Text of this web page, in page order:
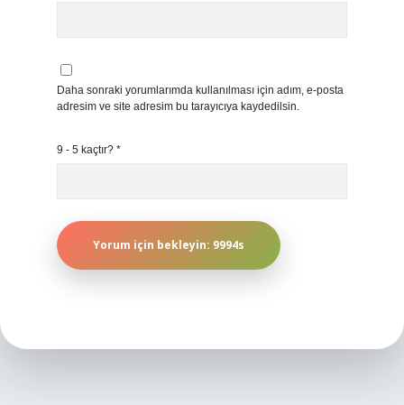
Daha sonraki yorumlarımda kullanılması için adım, e-posta
adresim ve site adresim bu tarayıcıya kaydedilsin.
9 - 5 kaçtır? *